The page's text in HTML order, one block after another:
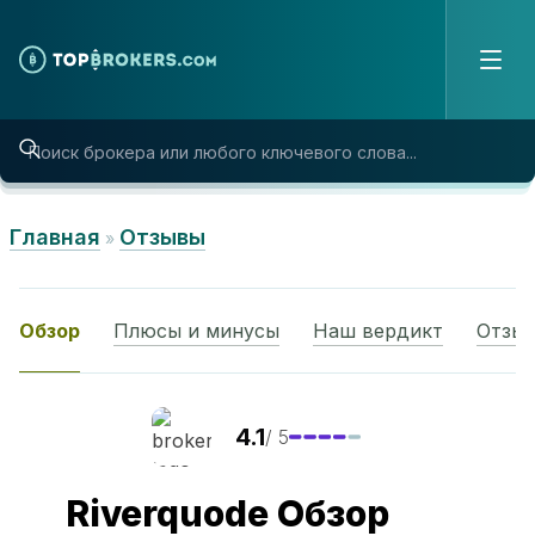
Главная » Отзывы
4.1/ 5
RiverquodeОбзор
Обзор Плюсы и минусы Наш вердикт